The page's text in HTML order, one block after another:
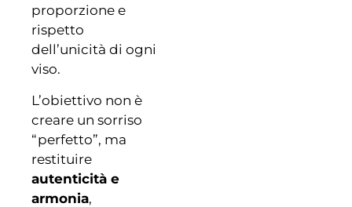
proporzione e
rispetto
dell’unicità di ogni
viso.
L’obiettivo non è
creare un sorriso
“perfetto”, ma
restituire
autenticità e
armonia,